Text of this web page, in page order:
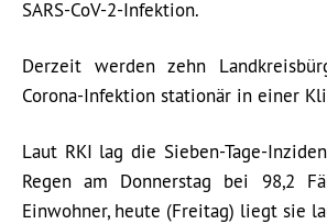
SARS-CoV-2-Infektion.
Derzeit werden zehn
Corona-Infektion stationär in einer
Laut RKI lag die Sieben-Tage-
Regen am Donnerstag bei 98,2
Einwohner, heute (Freitag) liegt sie